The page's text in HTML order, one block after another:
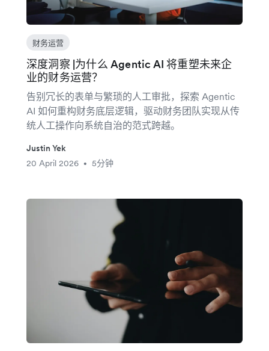
财务运营
深度洞察 |为什么 Agentic AI 将重塑未来企
业的财务运营？
告别冗长的表单与繁琐的人工审批，探索 Agentic
AI 如何重构财务底层逻辑，驱动财务团队实现从传
统人工操作向系统自治的范式跨越。
Justin Yek
20 April 2026
• 5分钟